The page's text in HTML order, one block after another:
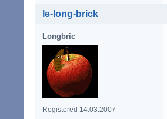
le-long-brick
Longbric
Registered 14.03.2007